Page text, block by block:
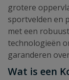
grotere
sportvelden en
met een
technologieën
garanderen
Wat is een